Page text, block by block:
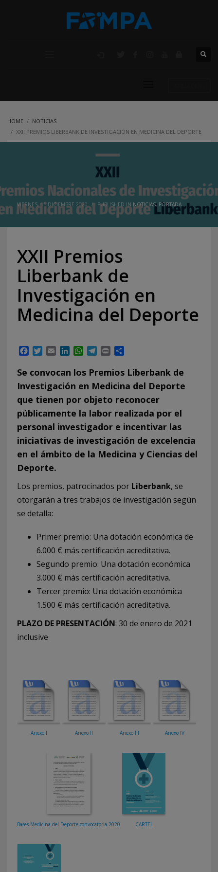
HOME
NOTICIAS
XXII PREMIOS LIBERBANK DE INVESTIGACIÓN EN MEDICINA DEL DEPORTE
VIERNES, 11 DICIEMBRE 2020 / PUBLISHED IN NOTICIAS, PORTADA
XXII Premios
Liberbank de
Investigación en
Medicina del Deporte
Facebook
TwitterEmailLinkedInWhatsApp
Telegram
Print
Se convocan los Premios Liberbank de
Investigación en Medicina del Deporte
que tienen por objeto reconocer
públicamente la labor realizada por el
personal investigador e incentivar las
iniciativas de investigación de excelencia
en el ámbito de la Medicina y Ciencias del
Deporte.
Los premios, patrocinados por Liberbank, se
otorgarán a tres trabajos de investigación según
se detalla:
Primer premio: Una dotación económica de
6.000 € más certificación acreditativa.
Segundo premio: Una dotación económica
3.000 € más certificación acreditativa.
Tercer premio: Una dotación económica
1.500 € más certificación acreditativa.
PLAZO DE PRESENTACIÓN: 30 de enero de 2021
inclusive
Anexo I Anexo II Anexo III Anexo IV
Bases Medicina del Deporte convocatoria 2020 CARTEL